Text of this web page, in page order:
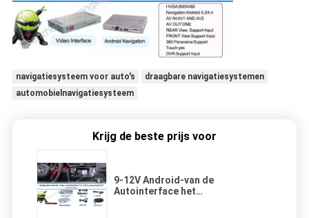
navigatiesysteem voor auto's
draagbare navigatiesystemen
automobielnavigatiesysteem
Krijg de beste prijs voor
9-12V Android-van de
Autointerface het